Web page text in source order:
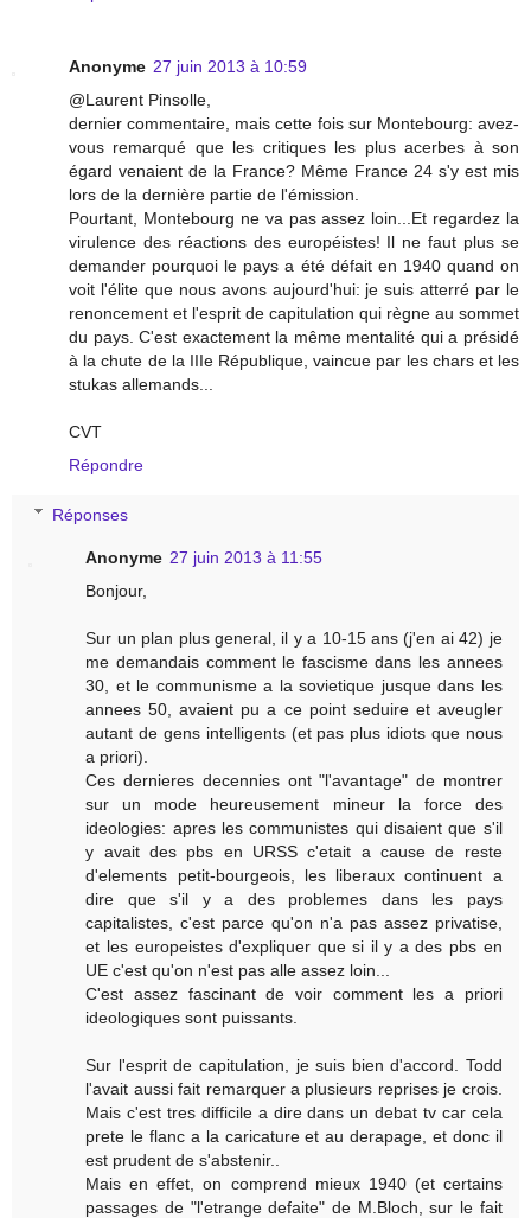
Anonyme 27 juin 2013 à 10:59
@Laurent Pinsolle,
dernier commentaire, mais cette fois sur Montebourg: avez-
vous remarqué que les critiques les plus acerbes à son
égard venaient de la France? Même France 24 s'y est mis
lors de la dernière partie de l'émission.
Pourtant, Montebourg ne va pas assez loin...Et regardez la
virulence des réactions des européistes! Il ne faut plus se
demander pourquoi le pays a été défait en 1940 quand on
voit l'élite que nous avons aujourd'hui: je suis atterré par le
renoncement et l'esprit de capitulation qui règne au sommet
du pays. C'est exactement la même mentalité qui a présidé
à la chute de la IIIe République, vaincue par les chars et les
stukas allemands...
CVT
Répondre
Réponses
Anonyme 27 juin 2013 à 11:55
Bonjour,
Sur un plan plus general, il y a 10-15 ans (j'en ai 42) je
me demandais comment le fascisme dans les annees
30, et le communisme a la sovietique jusque dans les
annees 50, avaient pu a ce point seduire et aveugler
autant de gens intelligents (et pas plus idiots que nous
a priori).
Ces dernieres decennies ont "l'avantage" de montrer
sur un mode heureusement mineur la force des
ideologies: apres les communistes qui disaient que s'il
y avait des pbs en URSS c'etait a cause de reste
d'elements petit-bourgeois, les liberaux continuent a
dire que s'il y a des problemes dans les pays
capitalistes, c'est parce qu'on n'a pas assez privatise,
et les europeistes d'expliquer que si il y a des pbs en
UE c'est qu'on n'est pas alle assez loin...
C'est assez fascinant de voir comment les a priori
ideologiques sont puissants.
Sur l'esprit de capitulation, je suis bien d'accord. Todd
l'avait aussi fait remarquer a plusieurs reprises je crois.
Mais c'est tres difficile a dire dans un debat tv car cela
prete le flanc a la caricature et au derapage, et donc il
est prudent de s'abstenir..
Mais en effet, on comprend mieux 1940 (et certains
passages de "l'etrange defaite" de M.Bloch, sur le fait